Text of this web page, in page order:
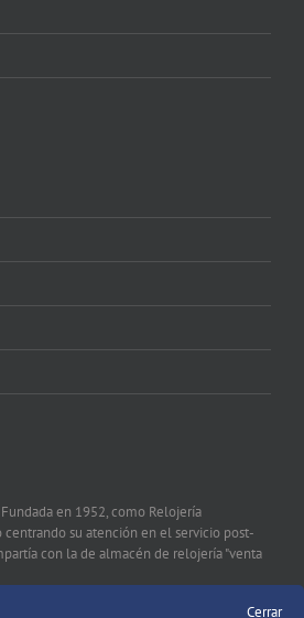
en 1952, como Relojería
centrando su atención en el servicio post-
con la de almacén de relojería "venta
Cerrar